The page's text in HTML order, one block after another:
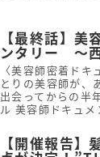
【最終話】美
ンタリー 〜
〈美容師密着ド
とりの美容師が、
出会ってからの半
ル 美容師ドキュ
【開催報告】